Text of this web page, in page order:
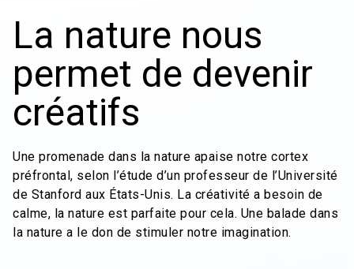
La nature nous
permet de devenir
créatifs
Une promenade dans la nature apaise notre cortex
préfrontal, selon l’étude d’un professeur de l’Université
de Stanford aux États-Unis. La créativité a besoin de
calme, la nature est parfaite pour cela. Une balade dans
la nature a le don de stimuler notre imagination.